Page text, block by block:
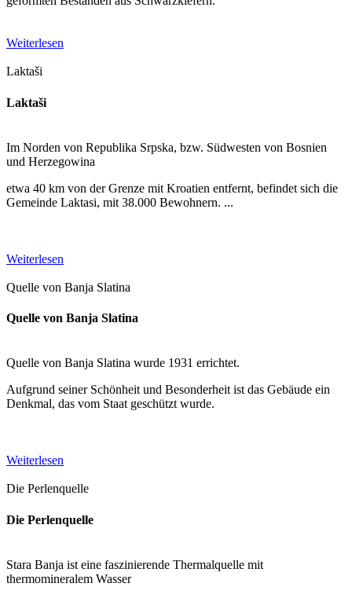
Weiterlesen
Laktaši
Laktaši
Im Norden von Republika Srpska, bzw. Südwesten von Bosnien
und Herzegowina
etwa 40 km von der Grenze mit Kroatien entfernt, befindet sich die
Gemeinde Laktasi, mit 38.000 Bewohnern. ...
Weiterlesen
Quelle von Banja Slatina
Quelle von Banja Slatina
Quelle von Banja Slatina wurde 1931 errichtet.
Aufgrund seiner Schönheit und Besonderheit ist das Gebäude ein
Denkmal, das vom Staat geschützt wurde.
Weiterlesen
Die Perlenquelle
Die Perlenquelle
Stara Banja ist eine faszinierende Thermalquelle mit
thermomineralem Wasser